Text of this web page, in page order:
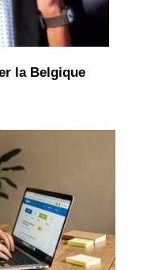
la Belgique